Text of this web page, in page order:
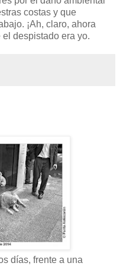
costas y que
¡Ah, claro, ahora
despistado era yo.
días, frente a una